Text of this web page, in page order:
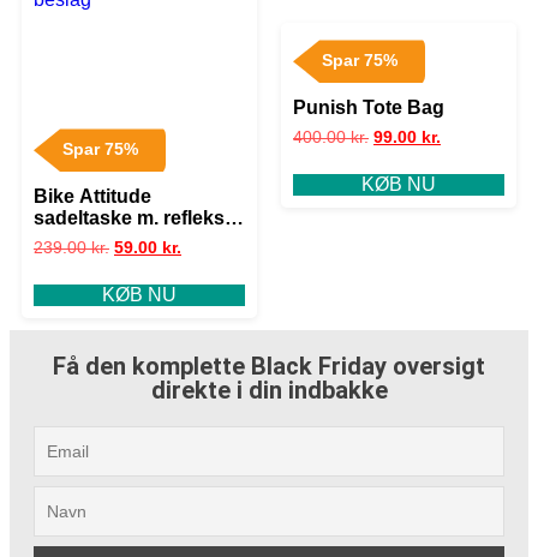
Spar 75%
Bike Attitude
sadeltaske m. refleks
MTB – 1.2L, 3M & QR
239.00kr. 59.00 kr.
KØB NU
Spar 75%
Punish Tote Bag
400.00kr. 99.00 kr.
KØB NU
Få den komplette Black Friday oversigt
direkte i din indbakke